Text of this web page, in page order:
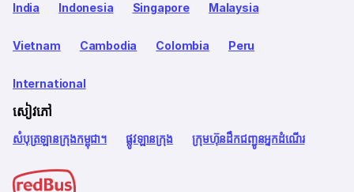
India Indonesia Singapore Malaysia
Vietnam Cambodia Colombia Peru
International
សៀវភៅ
សំបុត្រឡានក្រុងកម្ពុជា។ ផ្លូវឡានក្រុង ក្រុមហ៊ុនដឹកជញ្ជូនអ្នកដំណើរ